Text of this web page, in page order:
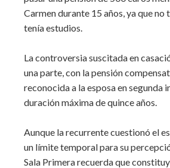
Carmen durante 15 años, ya que no
tenía estudios.
La controversia suscitada en
una parte, con la pensión
reconocida a la esposa en segunda
duración máxima de quince años.
Aunque la recurrente cuestionó el
un límite temporal para su
Sala Primera recuerda que